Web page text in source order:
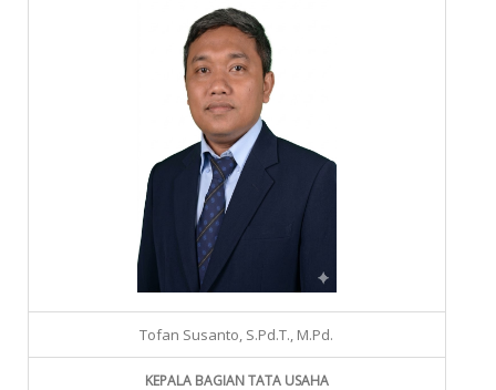
Tofan Susanto, S.Pd.T., M.Pd.
KEPALA BAGIAN TATA USAHA